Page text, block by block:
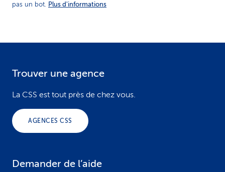
pas un bot. Plus d'informations
Trouver une agence
La CSS est tout près de chez vous.
AGENCES CSS
Demander de l’aide